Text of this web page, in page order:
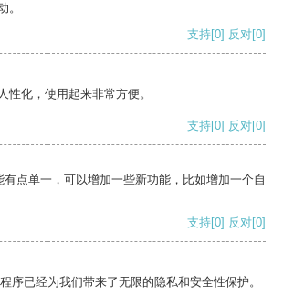
。
支持[0] 反对[0]
性化，使用起来非常方便。
支持[0] 反对[0]
点单一，可以增加一些新功能，比如增加一个自
支持[0] 反对[0]
序已经为我们带来了无限的隐私和安全性保护。